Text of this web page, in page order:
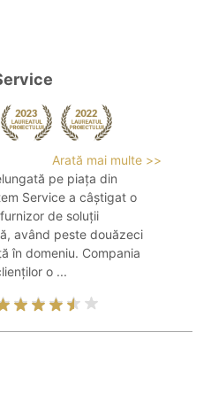
Arată mai multe >>
pe piața din
Service a câștigat o
de soluții
având peste douăzeci
în domeniu. Compania
o ...